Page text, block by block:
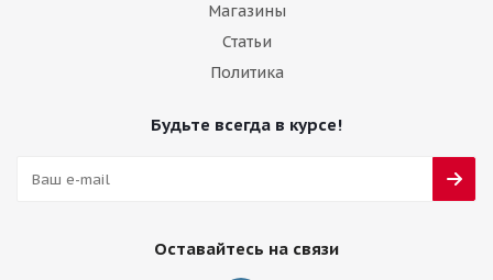
Магазины
Статьи
Политика
Будьте всегда в курсе!
Оставайтесь на связи